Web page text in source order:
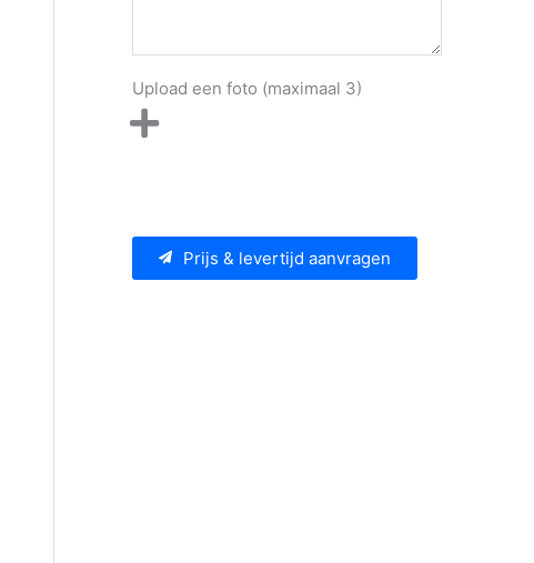
Upload een foto (maximaal 3)
Prijs & levertijd aanvragen